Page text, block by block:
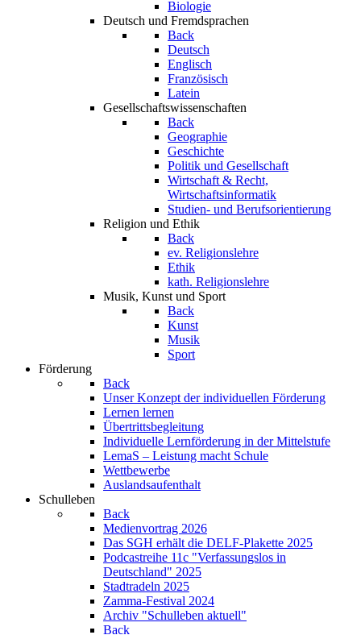
Biologie
Deutsch und Fremdsprachen
Back
Deutsch
Englisch
Französisch
Latein
Gesellschaftswissenschaften
Back
Geographie
Geschichte
Politik und Gesellschaft
Wirtschaft & Recht,
Wirtschaftsinformatik
Studien- und Berufsorientierung
Religion und Ethik
Back
ev. Religionslehre
Ethik
kath. Religionslehre
Musik, Kunst und Sport
Back
Kunst
Musik
Sport
Förderung
Back
Unser Konzept der individuellen Förderung
Lernen lernen
Übertrittsbegleitung
Individuelle Lernförderung in der Mittelstufe
LemaS – Leistung macht Schule
Wettbewerbe
Auslandsaufenthalt
Schulleben
Back
Medienvortrag 2026
Das SGH erhält die DELF-Plakette 2025
Podcastreihe 11c "Verfassungslos in
Deutschland" 2025
Stadtradeln 2025
Zamma-Festival 2024
Archiv "Schulleben aktuell"
Back